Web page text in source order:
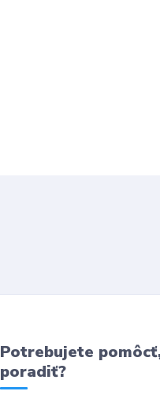
Potrebujete
poradiť?